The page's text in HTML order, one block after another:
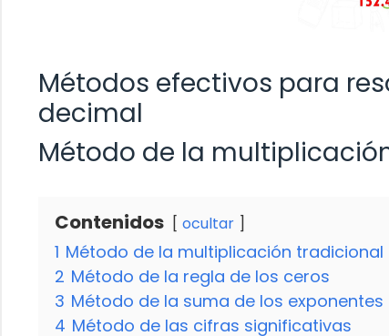
Métodos efectivos para
decimal
Método de la
Contenidos ocultar
1 Método de la multiplicación tradicional
2 Método de la regla de los ceros
3 Método de la suma de los exponentes
4 Método de las cifras significativas